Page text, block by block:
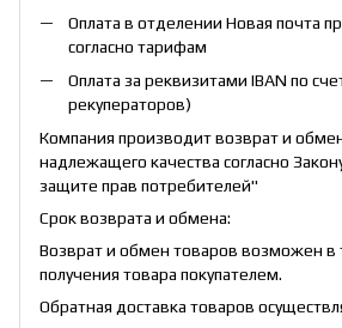
Оплата в отделении Новая почта
согласно тарифам
Оплата за реквизитами IBAN по
рекуператоров)
Компания производит возврат и
надлежащего качества согласно
защите прав потребителей"
Срок возврата и обмена:
Возврат и обмен товаров возможен в
получения товара покупателем.
Обратная доставка товаров